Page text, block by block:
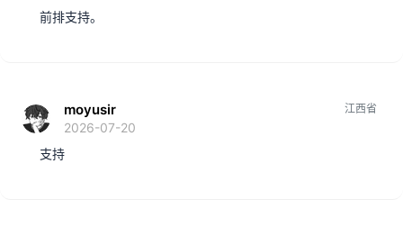
前排支持。
moyusir
2026-07-20
江西省
支持